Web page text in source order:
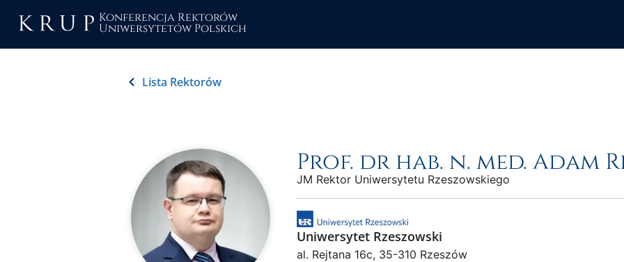
Konferencja Rektorów
Uniwersytetów Polskich
Lista Rektorów
Prof. dr hab. n. med. Adam
JM Rektor Uniwersytetu Rzeszowskiego
Uniwersytet Rzeszowski
al. Rejtana 16c, 35-310 Rzeszów